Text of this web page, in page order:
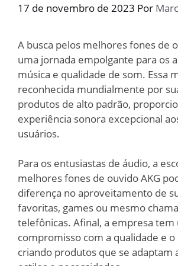
17 de novembro de 2023 Por
A busca pelos melhores fones de
uma jornada empolgante para os
música e qualidade de som. Essa
reconhecida mundialmente por
produtos de alto padrão,
experiência sonora excepcional
usuários.
Para os entusiastas de áudio, a
melhores fones de ouvido AKG
diferença no aproveitamento de
favoritas, games ou mesmo
telefônicas. Afinal, a empresa tem
compromisso com a qualidade e
criando produtos que se adaptam